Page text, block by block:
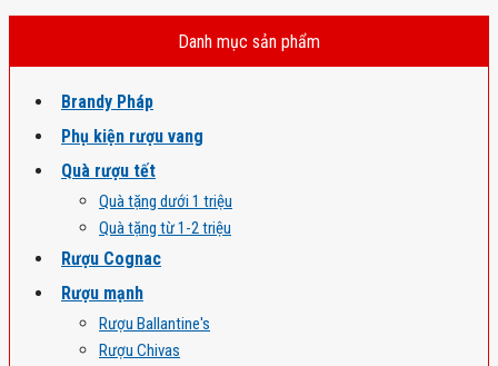
Danh mục sản phẩm
Brandy Pháp
Phụ kiện rượu vang
Quà rượu tết
Quà tặng dưới 1 triệu
Quà tặng từ 1-2 triệu
Rượu Cognac
Rượu mạnh
Rượu Ballantine's
Rượu Chivas